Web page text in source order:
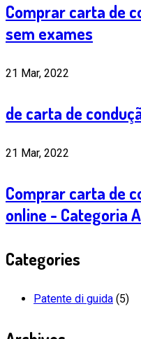
Comprar carta de
sem exames
21 Mar, 2022
de carta de
21 Mar, 2022
Comprar carta de
online - Categoria
Categories
Patente di guida (5)